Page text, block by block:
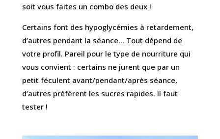
soit vous faites un combo des deux !
Certains font des hypoglycémies à retardement,
d’autres pendant la séance… Tout dépend de
votre profil. Pareil pour le type de nourriture qui
vous convient : certains ne jurent que par un
petit féculent avant/pendant/après séance,
d’autres préfèrent les sucres rapides. Il faut
tester !